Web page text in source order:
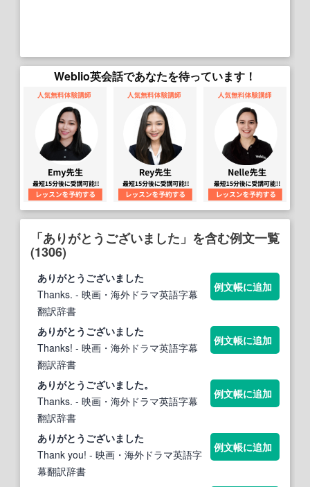
Weblio英会話であなたを待っています！
「ありがとうございました」を含む例文一覧
(1306)
ありがとうございました
Thanks. - 映画・海外ドラマ英語字幕
翻訳辞書
例文帳に追加
ありがとうございました
Thanks! - 映画・海外ドラマ英語字幕
翻訳辞書
例文帳に追加
ありがとうございました。
Thanks. - 映画・海外ドラマ英語字幕
翻訳辞書
例文帳に追加
ありがとうございました
Thank you! - 映画・海外ドラマ英語字
幕翻訳辞書
例文帳に追加